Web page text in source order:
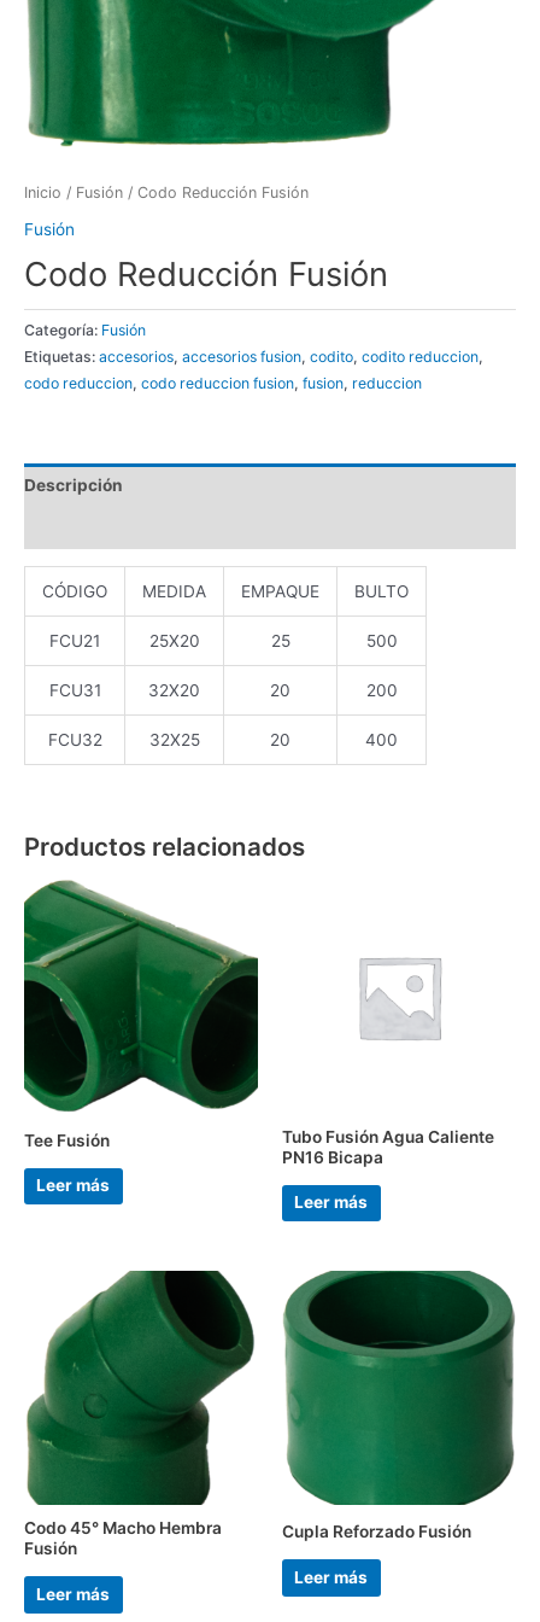
Inicio / Fusión / Codo Reducción Fusión
Fusión
Codo Reducción Fusión
Categoría: Fusión
Etiquetas: accesorios, accesorios fusion, codito, codito reduccion,
codo reduccion, codo reduccion fusion, fusion, reduccion
Descripción
CÓDIGO MEDIDA EMPAQUE BULTO
FCU21 25X20 25 500
FCU31 32X20 20 200
FCU32 32X25 20 400
Productos relacionados
Tee Fusión
Leer más
Tubo Fusión Agua Caliente
PN16 Bicapa
Leer más
Codo 45° Macho Hembra
Fusión
Leer más
Cupla Reforzado Fusión
Leer más